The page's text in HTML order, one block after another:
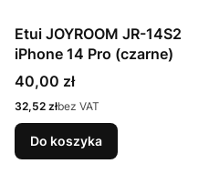
Etui JOYROOM JR-14S2
iPhone 14 Pro (czarne)
Cena
40,00 zł
Cena
32,52 złbez VAT
Do koszyka